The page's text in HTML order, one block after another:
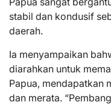
stabil dan kondusif
daerah.
Ia menyampaikan
diarahkan untuk
Papua, mendapatkan
dan merata.